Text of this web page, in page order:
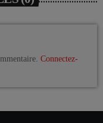
Connectez-